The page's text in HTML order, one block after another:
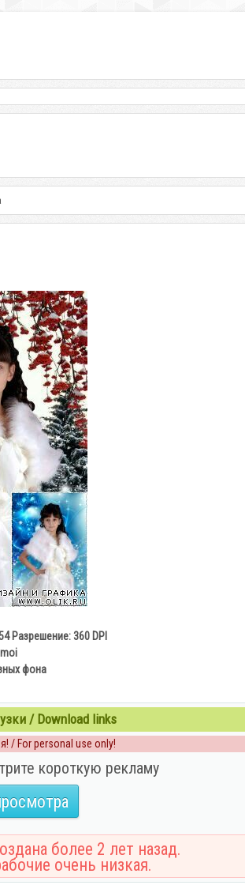
Разрешение: 360 DPI
фона
/ Download links
/ For personal use only!
короткую рекламу
более 2 лет назад.
очень низкая.